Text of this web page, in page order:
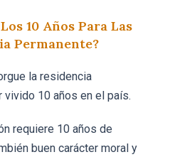
10 Años Para Las
Permanente?
la residencia
vivido 10 años en el país.
requiere 10 años de
buen carácter moral y